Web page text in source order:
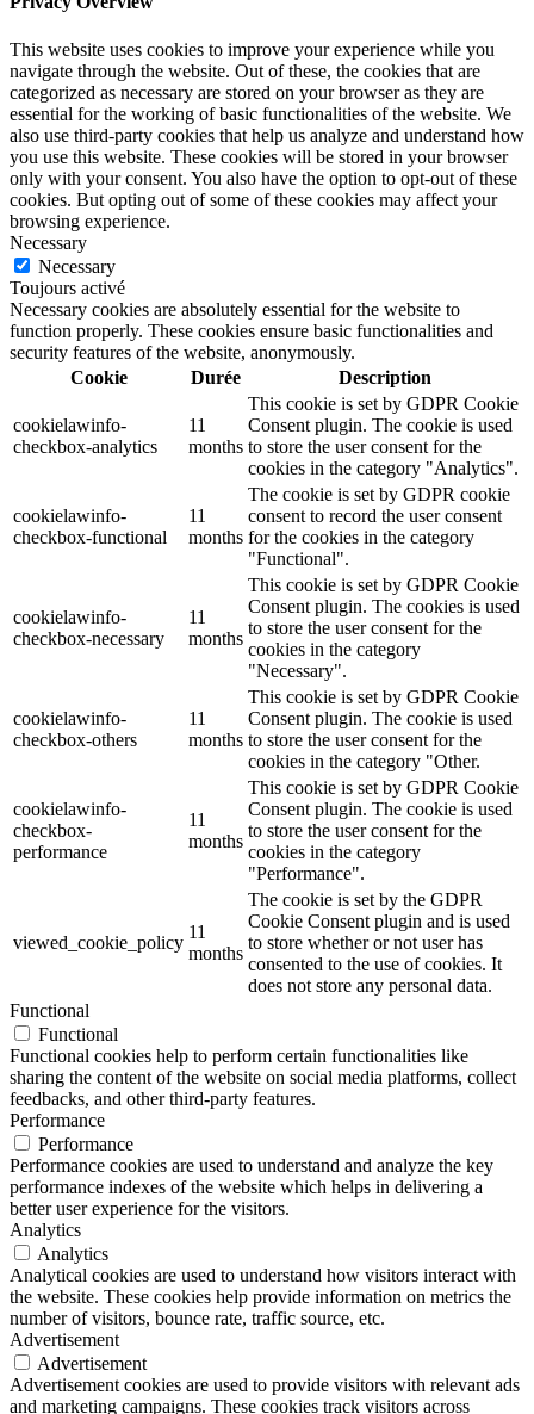
This website uses cookies to improve your experience while you
navigate through the website. Out of these, the cookies that are
categorized as necessary are stored on your browser as they are
essential for the working of basic functionalities of the website. We
also use third-party cookies that help us analyze and understand how
you use this website. These cookies will be stored in your browser
only with your consent. You also have the option to opt-out of these
cookies. But opting out of some of these cookies may affect your
browsing experience.
Necessary
Necessary
Toujours activé
Necessary cookies are absolutely essential for the website to
function properly. These cookies ensure basic functionalities and
security features of the website, anonymously.
Cookie
Durée Description
cookielawinfo-
checkbox-analytics
11
months
This cookie is set by GDPR Cookie
Consent plugin. The cookie is used
to store the user consent for the
cookies in the category "Analytics".
cookielawinfo-
checkbox-functional
11
months
The cookie is set by GDPR cookie
consent to record the user consent
for the cookies in the category
"Functional".
cookielawinfo-
checkbox-necessary
11
months
This cookie is set by GDPR Cookie
Consent plugin. The cookies is used
to store the user consent for the
cookies in the category
"Necessary".
cookielawinfo-
checkbox-others
11
months
This cookie is set by GDPR Cookie
Consent plugin. The cookie is used
to store the user consent for the
cookies in the category "Other.
cookielawinfo-
checkbox-
performance
11
months
This cookie is set by GDPR Cookie
Consent plugin. The cookie is used
to store the user consent for the
cookies in the category
"Performance".
viewed_cookie_policy
11
months
The cookie is set by the GDPR
Cookie Consent plugin and is used
to store whether or not user has
consented to the use of cookies. It
does not store any personal data.
Functional
Functional
Functional cookies help to perform certain functionalities like
sharing the content of the website on social media platforms, collect
feedbacks, and other third-party features.
Performance
Performance
Performance cookies are used to understand and analyze the key
performance indexes of the website which helps in delivering a
better user experience for the visitors.
Analytics
Analytics
Analytical cookies are used to understand how visitors interact with
the website. These cookies help provide information on metrics the
number of visitors, bounce rate, traffic source, etc.
Advertisement
Advertisement
Advertisement cookies are used to provide visitors with relevant ads
and marketing campaigns. These cookies track visitors across